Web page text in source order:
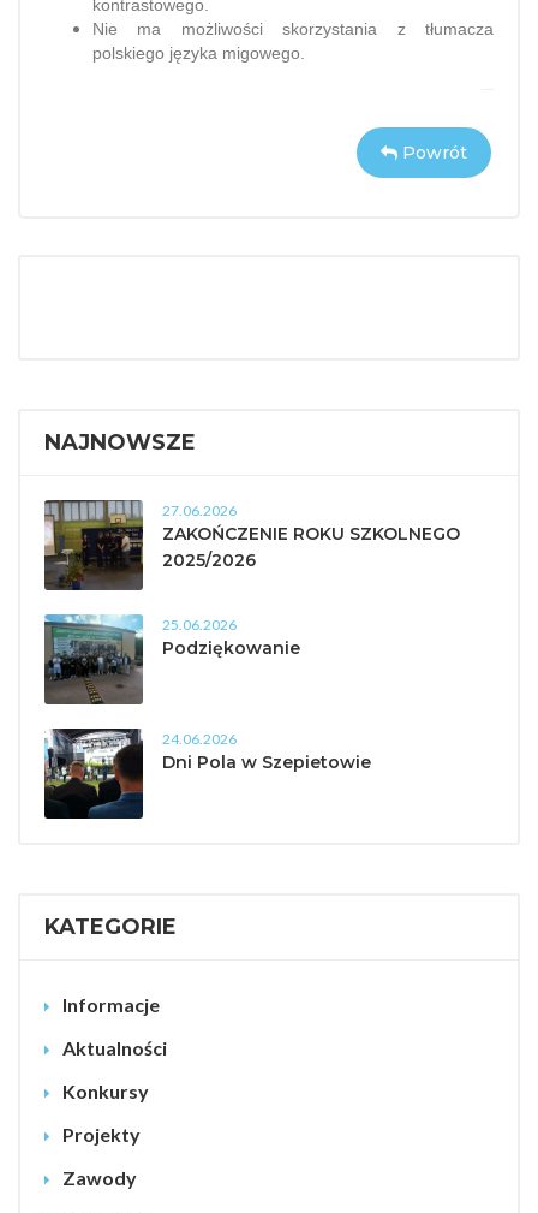
kontrastowego.
Nie ma możliwości skorzystania z tłumacza
polskiego języka migowego.
Powrót
NAJNOWSZE
27.06.2026
ZAKOŃCZENIE ROKU SZKOLNEGO
2025/2026
25.06.2026
Podziękowanie
24.06.2026
Dni Pola w Szepietowie
KATEGORIE
Informacje
Aktualności
Konkursy
Projekty
Zawody